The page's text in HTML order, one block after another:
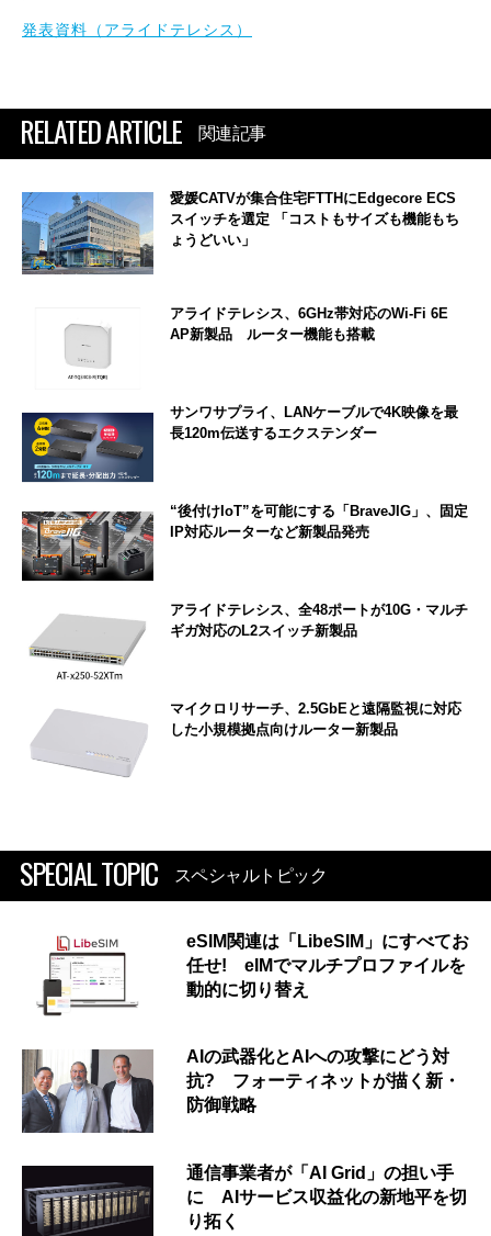
発表資料（アライドテレシス）
RELATED ARTICLE 関連記事
愛媛CATVが集合住宅FTTHにEdgecore ECS
スイッチを選定 「コストもサイズも機能もち
ょうどいい」
アライドテレシス、6GHz帯対応のWi-Fi 6E
AP新製品 ルーター機能も搭載
サンワサプライ、LANケーブルで4K映像を最
長120m伝送するエクステンダー
“後付けIoT”を可能にする「BraveJIG」、固定
IP対応ルーターなど新製品発売
アライドテレシス、全48ポートが10G・マルチ
ギガ対応のL2スイッチ新製品
マイクロリサーチ、2.5GbEと遠隔監視に対応
した小規模拠点向けルーター新製品
SPECIAL TOPIC スペシャルトピック
eSIM関連は「LibeSIM」にすべてお
任せ! eIMでマルチプロファイルを
動的に切り替え
AIの武器化とAIへの攻撃にどう対
抗? フォーティネットが描く新・
防御戦略
通信事業者が「AI Grid」の担い手
に AIサービス収益化の新地平を切
り拓く